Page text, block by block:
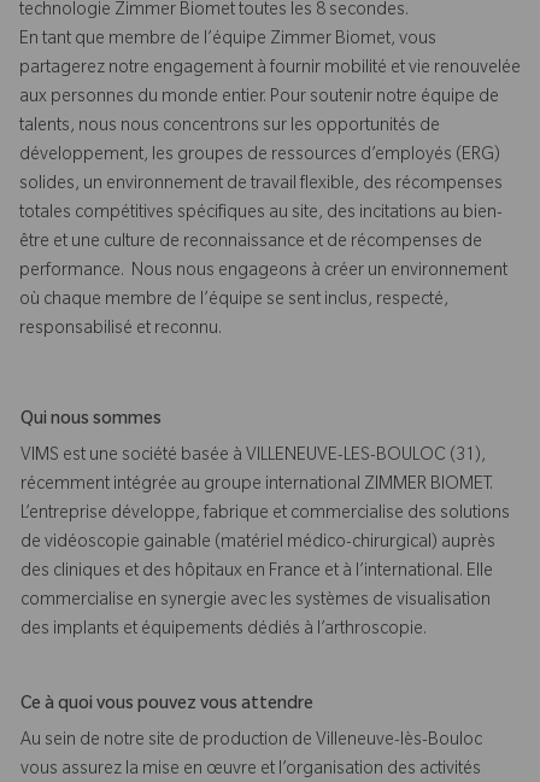
technologie Zimmer Biomet toutes les 8 secondes.
En tant que membre de l’équipe Zimmer Biomet, vous
partagerez notre engagement à fournir mobilité et vie renouvelée
aux personnes du monde entier. Pour soutenir notre équipe de
talents, nous nous concentrons sur les opportunités de
développement, les groupes de ressources d’employés (ERG)
solides, un environnement de travail flexible, des récompenses
totales compétitives spécifiques au site, des incitations au bien-
être et une culture de reconnaissance et de récompenses de
performance. Nous nous engageons à créer un environnement
où chaque membre de l’équipe se sent inclus, respecté,
responsabilisé et reconnu.
Qui nous sommes
VIMS est une société basée à VILLENEUVE-LES-BOULOC (31),
récemment intégrée au groupe international ZIMMER BIOMET.
L’entreprise développe, fabrique et commercialise des solutions
de vidéoscopie gainable (matériel médico-chirurgical) auprès
des cliniques et des hôpitaux en France et à l’international. Elle
commercialise en synergie avec les systèmes de visualisation
des implants et équipements dédiés à l’arthroscopie.
Ce à quoi vous pouvez vous attendre
Au sein de notre site de production de Villeneuve-lès-Bouloc
vous assurez la mise en œuvre et l’organisation des activités